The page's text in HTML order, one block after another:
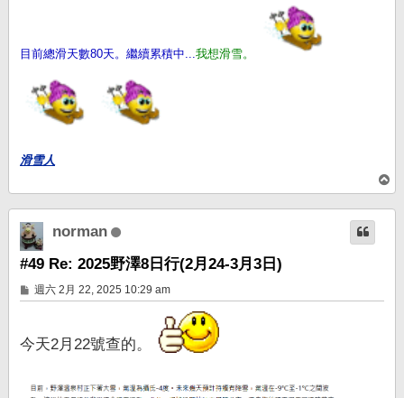
目前總滑天數80天。繼續累積中...我想滑雪。
滑雪人
頂
端
norman
#49 Re: 2025野澤8日行(2月24-3月3日)
文
章
週六 2月 22, 2025 10:29 am
今天2月22號查的。